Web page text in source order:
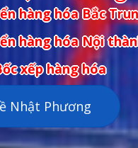
hàng hóa Bắc
hàng hóa Nội
xếp hàng hóa
Nhật Phương